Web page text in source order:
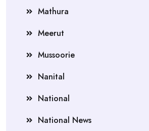
Mathura
Meerut
Mussoorie
Nanital
National
National News